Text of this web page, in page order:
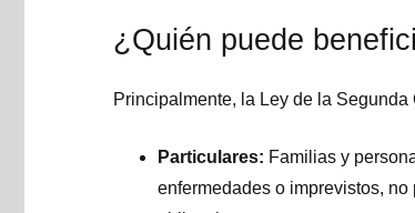
¿Quién puede
Principalmente, la Ley de la
Particulares: Familias y
enfermedades o imprevistos,